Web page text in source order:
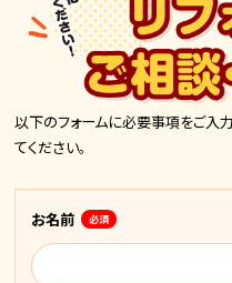
以下のフォームに必要事項をご入
てください。
お名前 必須